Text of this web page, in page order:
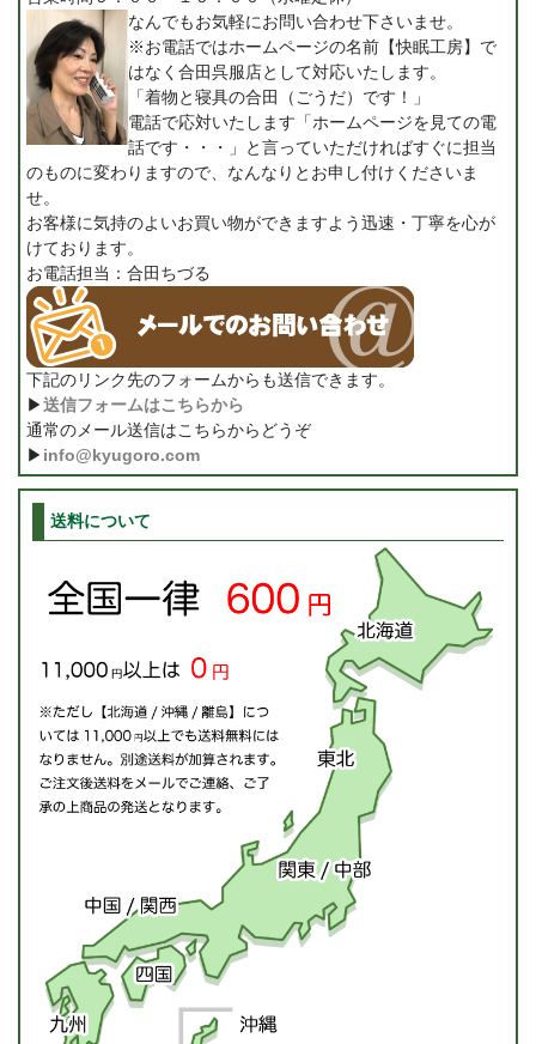
なんでもお気軽にお問い合わせ下さいませ。
※お電話ではホームページの名前【快眠工房】で
はなく合田呉服店として対応いたします。
「着物と寝具の合田（ごうだ）です！」
電話で応対いたします「ホームページを見ての電
話です・・・」と言っていただければすぐに担当
のものに変わりますので、なんなりとお申し付けくださいま
せ。
お客様に気持のよいお買い物ができますよう迅速・丁寧を心が
けております。
お電話担当：合田ちづる
下記のリンク先のフォームからも送信できます。
▶送信フォームはこちらから
通常のメール送信はこちらからどうぞ
▶ info@kyugoro.com
送料について